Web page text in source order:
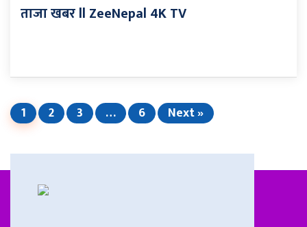
ताजा खबर ll ZeeNepal 4K TV
1 2 3 … 6 Next »